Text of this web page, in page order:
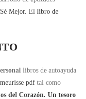
Sé Mejor. El libro de
libros de autoayuda
pdf tal como
del Corazón. Un tesoro